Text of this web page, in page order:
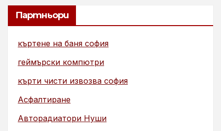
Партньори
къртене на баня софия
геймърски компютри
кърти чисти извозва софия
Асфалтиране
Авторадиатори Нуши